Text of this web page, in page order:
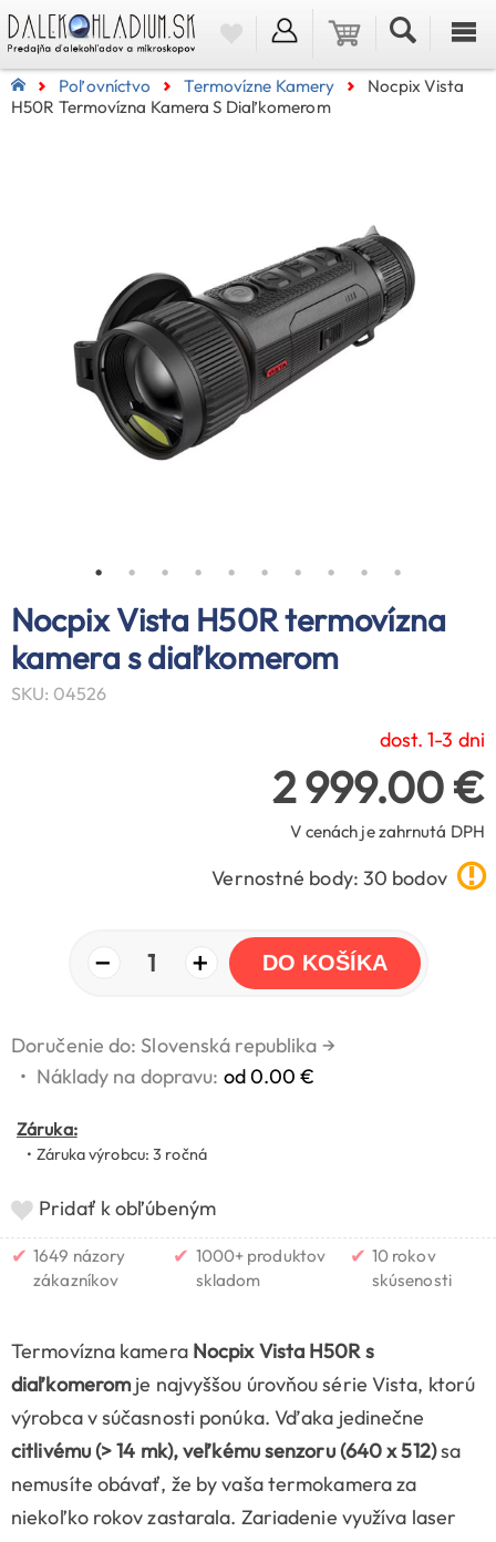
Poľovníctvo Termovízne Kamery
Nocpix Vista
H50R Termovízna Kamera S Diaľkomerom
Nocpix Vista H50R termovízna
kamera s diaľkomerom
SKU: 04526
dost. 1-3 dni
2 999.00 €
V cenách je zahrnutá DPH
Vernostné body: 30 bodov
− 1 + DO KOŠÍKA
Doručenie do: Slovenská republika →
• Náklady na dopravu: od 0.00 €
Záruka:
• Záruka výrobcu: 3 ročná
Pridať k obľúbeným
✔ 1649 názory
zákazníkov
✔ 1000+ produktov
skladom
✔ 10 rokov
skúsenosti
Termovízna kamera Nocpix Vista H50R s
diaľkomeromje najvyššou úrovňou série Vista, ktorú
výrobca v súčasnosti ponúka. Vďaka jedinečne
citlivému (> 14 mk), veľkémusenzoru(640 x 512)sa
nemusíte obávať, že by vaša termokamera za
niekoľko rokov zastarala. Zariadenie využíva laser